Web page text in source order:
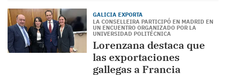
GALICIA EXPORTA
LA CONSELLEIRA PARTICIPÓ EN MADRID EN
UN ENCUENTRO ORGANIZADO POR LA
UNIVERSIDAD POLITÉCNICA
Lorenzana destaca que
las exportaciones
gallegas a Francia